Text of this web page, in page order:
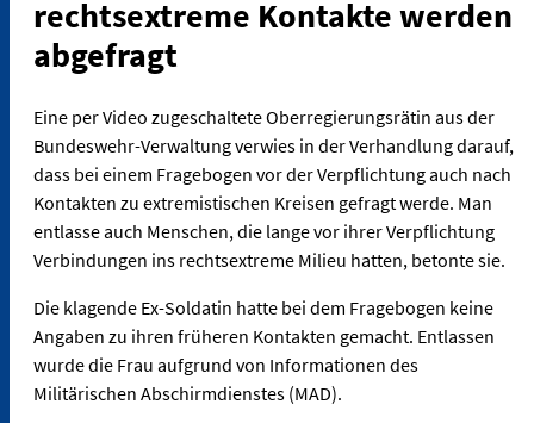
rechtsextreme Kontakte werden
abgefragt
Eine per Video zugeschaltete Oberregierungsrätin aus der
Bundeswehr-Verwaltung verwies in der Verhandlung darauf,
dass bei einem Fragebogen vor der Verpflichtung auch nach
Kontakten zu extremistischen Kreisen gefragt werde. Man
entlasse auch Menschen, die lange vor ihrer Verpflichtung
Verbindungen ins rechtsextreme Milieu hatten, betonte sie.
Die klagende Ex-Soldatin hatte bei dem Fragebogen keine
Angaben zu ihren früheren Kontakten gemacht. Entlassen
wurde die Frau aufgrund von Informationen des
Militärischen Abschirmdienstes (MAD).